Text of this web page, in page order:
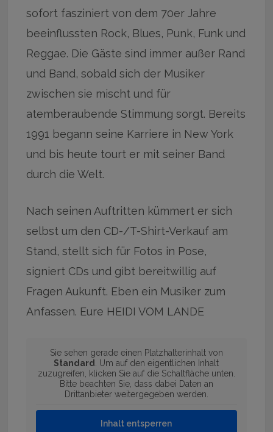
sofort fasziniert von dem 70er Jahre
beeinflussten Rock, Blues, Punk, Funk und
Reggae. Die Gäste sind immer außer Rand
und Band, sobald sich der Musiker
zwischen sie mischt und für
atemberaubende Stimmung sorgt. Bereits
1991 begann seine Karriere in New York
und bis heute tourt er mit seiner Band
durch die Welt.
Nach seinen Auftritten kümmert er sich
selbst um den CD-/T-Shirt-Verkauf am
Stand, stellt sich für Fotos in Pose,
signiert CDs und gibt bereitwillig auf
Fragen Aukunft. Eben ein Musiker zum
Anfassen. Eure HEIDI VOM LANDE
Sie sehen gerade einen Platzhalterinhalt von
Standard
. Um auf den eigentlichen Inhalt
zuzugreifen, klicken Sie auf die Schaltfläche unten.
Bitte beachten Sie, dass dabei Daten an
Drittanbieter weitergegeben werden.
Inhalt entsperren